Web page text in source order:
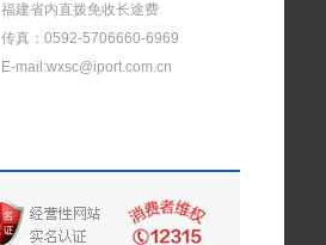
福建省内直拨免收长途费
传真：0592-5706660-6969
E-mail:wxsc@iport.com.cn